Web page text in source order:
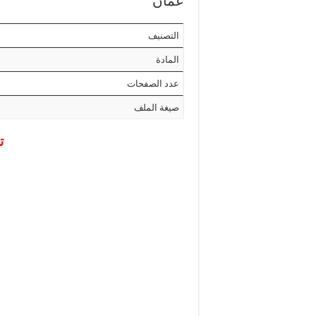
التصنيف
المادة
عدد الصفحات
صيغة الملف